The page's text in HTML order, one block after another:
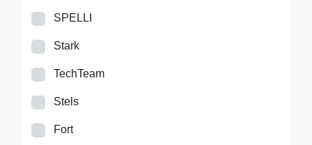
SPELLI
Stark
TechTeam
Stels
Fort